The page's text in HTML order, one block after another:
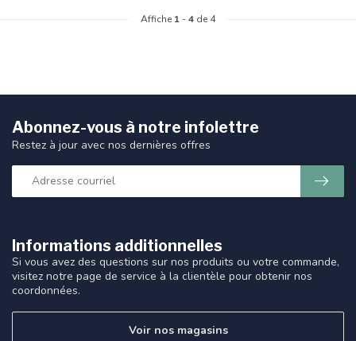
Affiche 1 -4 de 4
Informations additionnelles
Si vous avez des questions sur nos produits ou votre commande,
visitez notre page de service à la clientèle pour obtenir nos
coordonnées.
Voir nos magasins
Abonnez-vous à notre infolettre
Restez à jour avec nos dernières offres